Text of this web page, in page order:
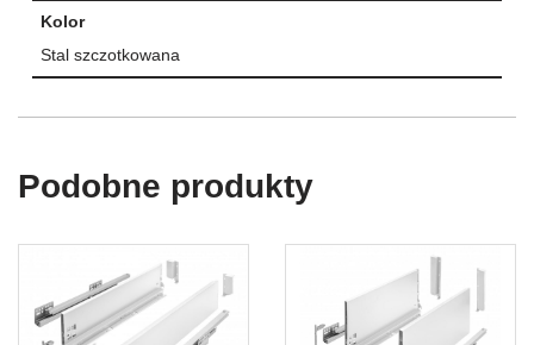
Kolor
Stal szczotkowana
Podobne produkty